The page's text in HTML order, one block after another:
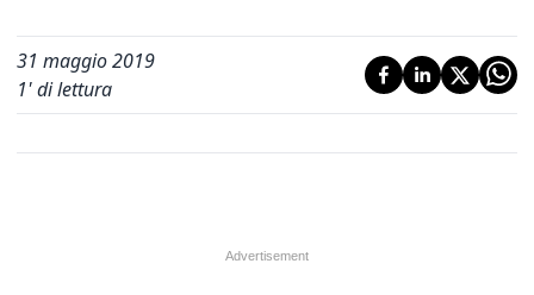
31 maggio 2019
1' di lettura